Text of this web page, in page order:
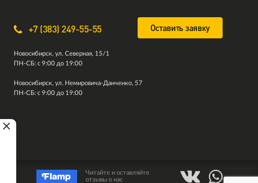
+7 (383) 249-55-55 Оставить заявку
Новосибирск, ул. Северная, 15/1
ПН-СБ: с 9:00 до 19:00
Новосибирск, ул. Немировича-Данченко, 57
ПН-СБ: с 9:00 до 19:00
Читайте и оставляйте
отзывы о нас
×